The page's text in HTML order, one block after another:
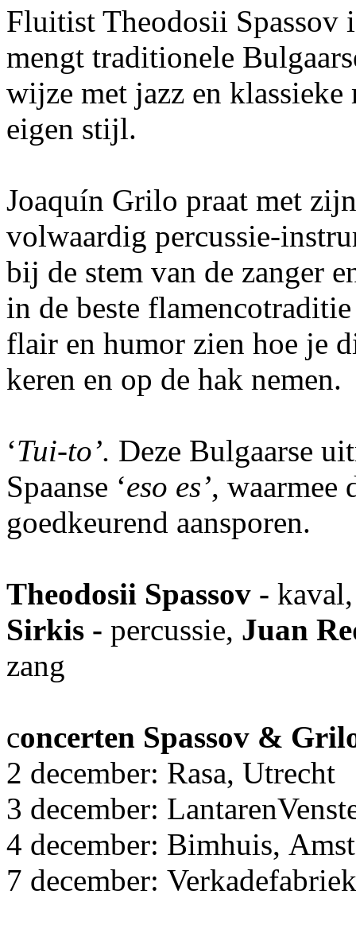
Fluitist Theodosii Spassov
mengt traditionele
wijze met jazz en
eigen stijl.
Joaquín Grilo praat met
volwaardig percussie-
bij de stem van de zanger
in de beste
flair en humor zien hoe je
keren en op de hak nemen.
‘Tui-to’. Deze Bulgaarse
Spaanse ‘eso es’, waarmee
goedkeurend aansporen.
Theodosii Spassov - kaval,
Sirkis - percussie, Juan
zang
concerten Spassov &
2 december: Rasa, Utrecht
3 december:
4 december: Bimhuis,
7 december: